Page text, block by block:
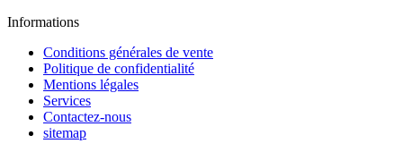
Informations
Conditions générales de vente
Politique de confidentialité
Mentions légales
Services
Contactez-nous
sitemap